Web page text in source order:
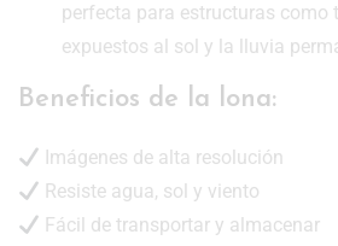
perfecta para estructuras como
expuestos al sol y la lluvia
Beneficios de la lona:
Imágenes de alta resolución
Resiste agua, sol y viento
Fácil de transportar y almacenar